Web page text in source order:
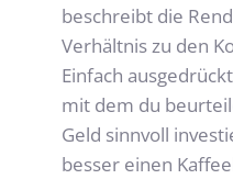
beschreibt die
Verhältnis zu den
Einfach
mit dem du
Geld sinnvoll
besser einen